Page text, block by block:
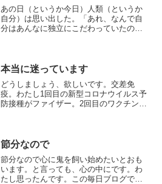
あの日（というか今日）人類（というか
自分）は思い出した。「あれ、なんで自
分はあんなに独立にこだわっていたのか
なってしまいます。でも、思...
本当に迷っています
どうしましょう、欲しいです。交差免
疫。わたし1回目の新型コロナウイルス予
防接種がファイザー。2回目のワクチンも
モデルナ』の順での...
節分なので
節分なので心に鬼を飼い始めたいとおも
います。と言っても、心の中にです。わ
たし思ったんです。この毎日ブログで、1